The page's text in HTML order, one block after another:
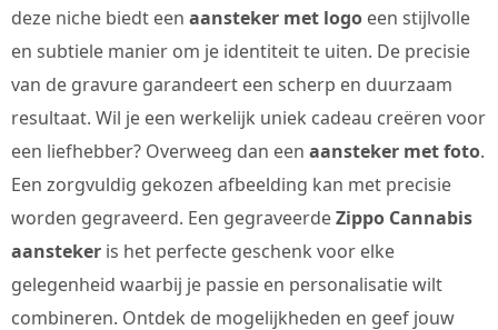
deze niche biedt een aansteker met logo een stijlvolle
en subtiele manier om je identiteit te uiten. De precisie
van de gravure garandeert een scherp en duurzaam
resultaat. Wil je een werkelijk uniek cadeau creëren voor
een liefhebber? Overweeg dan een aansteker met foto.
Een zorgvuldig gekozen afbeelding kan met precisie
worden gegraveerd. Een gegraveerdeZippo Cannabis
aansteker is het perfecte geschenk voor elke
gelegenheid waarbij je passie en personalisatie wilt
combineren. Ontdek de mogelijkheden en geef jouw